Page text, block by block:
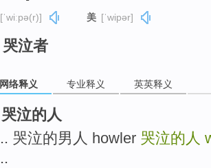
[ˈwiːpə(r)] 美 [ˈwipər]
泣者
网络释义 专业释义 英英释义
哭泣的人
哭泣的男人 howler 哭泣的人